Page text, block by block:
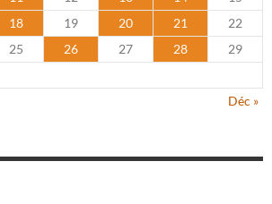
18 19 20 21
22
25 26 27 28
29
Déc »